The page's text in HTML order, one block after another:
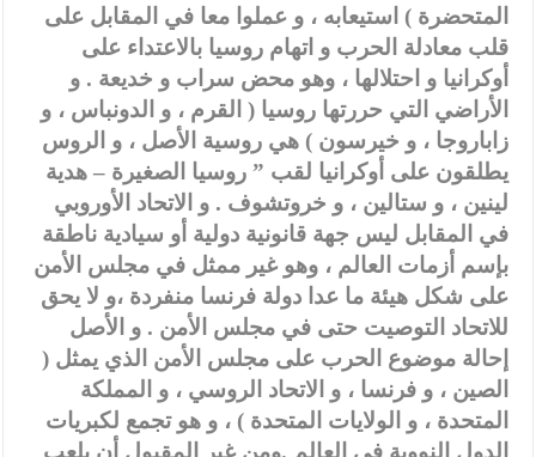
المتحضرة ) استيعابه ، و عملوا معا في المقابل على
قلب معادلة الحرب و اتهام روسيا بالاعتداء على
أوكرانيا و احتلالها ، وهو محض سراب و خديعة . و
الأراضي التي حررتها روسيا ( القرم ، و الدونباس ، و
زاباروجا ، و خيرسون ) هي روسية الأصل ، و الروس
يطلقون على أوكرانيا لقب ” روسيا الصغيرة – هدية
لينين ، و ستالين ، و خروتشوف . و الاتحاد الأوروبي
في المقابل ليس جهة قانونية دولية أو سيادية ناطقة
بإسم أزمات العالم ، وهو غير ممثل في مجلس الأمن
على شكل هيئة ما عدا دولة فرنسا منفردة ،و لا يحق
للاتحاد التوصيت حتى في مجلس الأمن . و الأصل
إحالة موضوع الحرب على مجلس الأمن الذي يمثل (
الصين ، و فرنسا ، و الاتحاد الروسي ، و المملكة
المتحدة ، و الولايات المتحدة ) ، و هو تجمع لكبريات
الدول النووية في العالم .ومن غير المقبول أن يلعب